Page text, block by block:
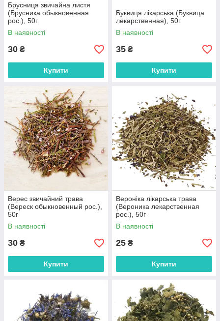
Брусниця звичайна листя
(Брусника обыкновенная
рос.), 50г
В наявності
30 ₴
Купити
Буквиця лікарська (Буквица
лекарственная), 50г
В наявності
35 ₴
Купити
Верес звичайний трава
(Вереск обыкновенный рос.),
50г
В наявності
30 ₴
Купити
Вероніка лікарська трава
(Вероника лекарственная
рос.), 50г
В наявності
25 ₴
Купити